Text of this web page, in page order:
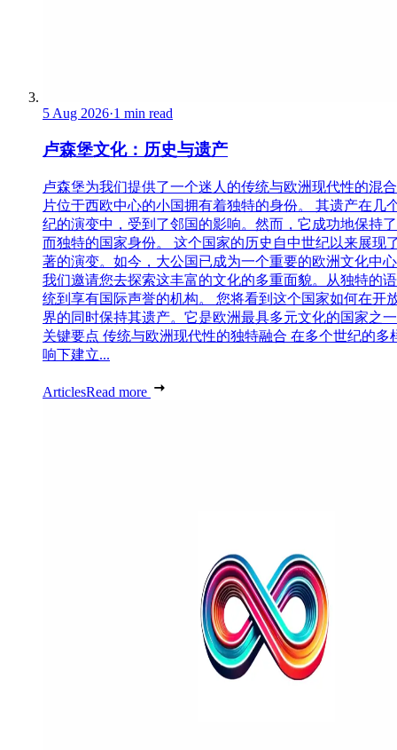
5 Aug 2026·1 min read
卢森堡文化：历史与遗产
卢森堡为我们提供了一个迷人的传统与欧洲现代性的混
片位于西欧中心的小国拥有着独特的身份。 其遗产在几
纪的演变中，受到了邻国的影响。然而，它成功地保持
而独特的国家身份。 这个国家的历史自中世纪以来展现
著的演变。如今，大公国已成为一个重要的欧洲文化中
我们邀请您去探索这丰富的文化的多重面貌。从独特的
统到享有国际声誉的机构。 您将看到这个国家如何在开
界的同时保持其遗产。它是欧洲最具多元文化的国家之
关键要点 传统与欧洲现代性的独特融合 在多个世纪的多
响下建立...
ArticlesRead more